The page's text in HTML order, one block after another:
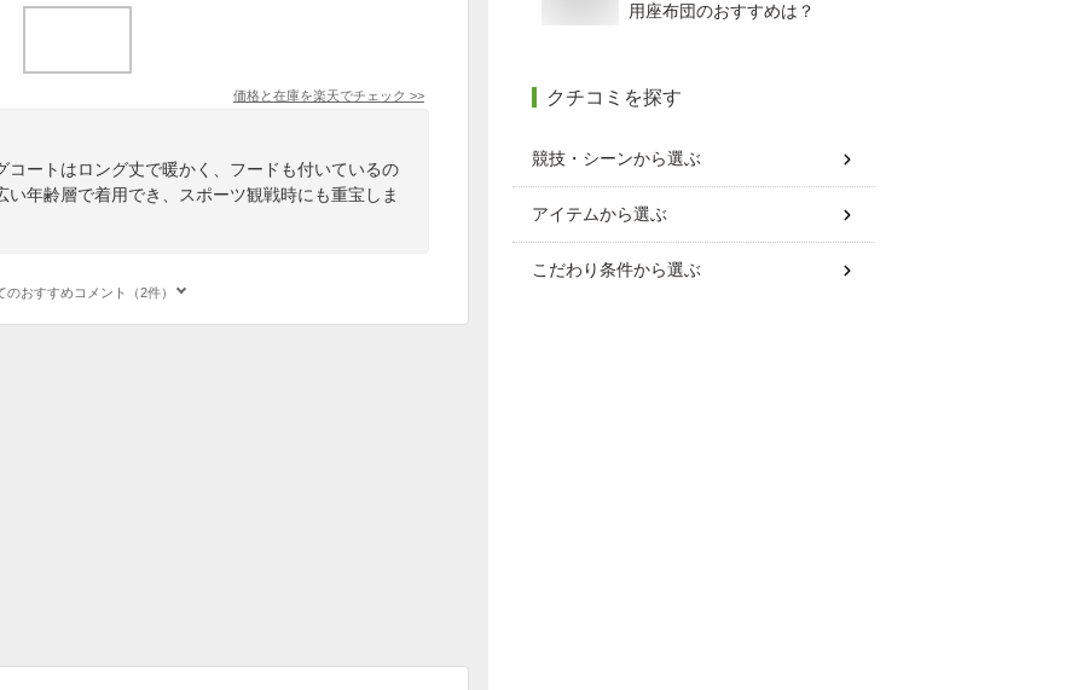
価格と在庫を楽天でチェック >>
コートはロング丈で暖かく、フードも付いているの
年齢層で着用でき、スポーツ観戦時にも重宝しま
のおすすめコメント（2件）
用座布団のおすすめは？
クチコミを探す
競技・シーンから選ぶ
アイテムから選ぶ
こだわり条件から選ぶ